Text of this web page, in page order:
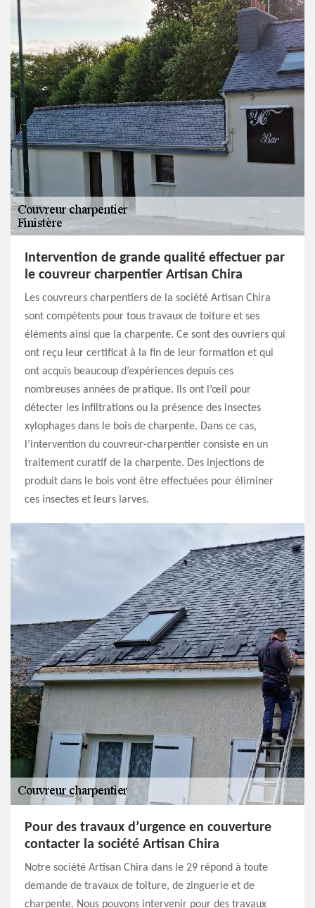
Intervention de grande qualité effectuer par
le couvreur charpentier Artisan Chira
Les couvreurs charpentiers de la société Artisan Chira
sont compétents pour tous travaux de toiture et ses
éléments ainsi que la charpente. Ce sont des ouvriers qui
ont reçu leur certificat à la fin de leur formation et qui
ont acquis beaucoup d’expériences depuis ces
nombreuses années de pratique. Ils ont l’œil pour
détecter les infiltrations ou la présence des insectes
xylophages dans le bois de charpente. Dans ce cas,
l’intervention du couvreur-charpentier consiste en un
traitement curatif de la charpente. Des injections de
produit dans le bois vont être effectuées pour éliminer
ces insectes et leurs larves.
Pour des travaux d’urgence en couverture
contacter la société Artisan Chira
Notre société Artisan Chira dans le 29 répond à toute
demande de travaux de toiture, de zinguerie et de
charpente. Nous pouvons intervenir pour des travaux